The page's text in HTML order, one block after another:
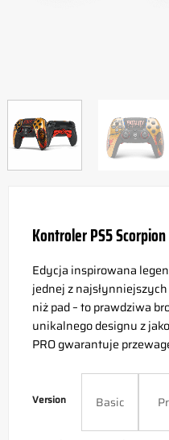
Kontroler PS5 Scorpion
Edycja inspirowana
jednej z
niż pad – to prawdziwa
unikalnego designu z
PRO gwarantuje
Version Basic